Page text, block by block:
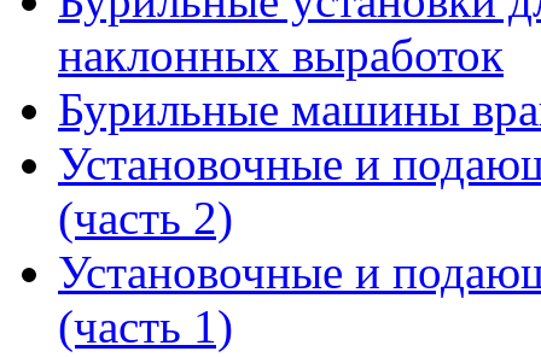
наклонных выработок
Бурильные машины
Установочные и
(часть 2)
Установочные и
(часть 1)